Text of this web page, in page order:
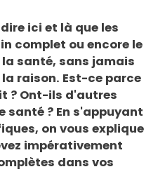
ici et là que les
complet ou encore le
santé, sans jamais
raison. Est-ce parce
? Ont-ils d'autres
? En s'appuyant
on vous explique
impérativement
dans vos